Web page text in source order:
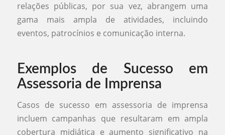
relações públicas, por sua vez, abrangem uma
gama mais ampla de atividades, incluindo
eventos, patrocínios e comunicação interna.
Exemplos de Sucesso em
Assessoria de Imprensa
Casos de sucesso em assessoria de imprensa
incluem campanhas que resultaram em ampla
cobertura midiática e aumento significativo na